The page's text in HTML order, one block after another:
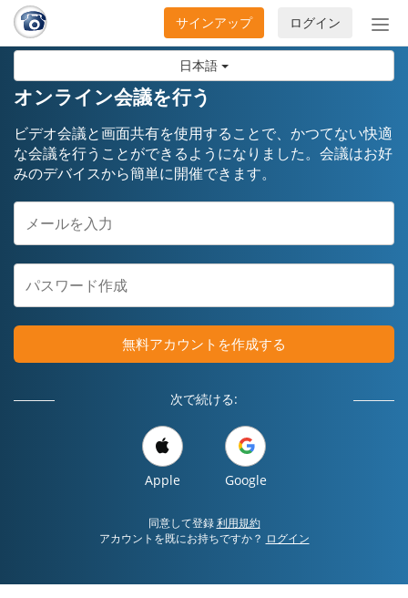
日本語
ナ
ビ
ョ
ン
ログイン
サインアップ
オンライン会議を行う
ビデオ会議と画面共有を使用することで、かつてない快適
な会議を行うことができるようになりました。会議はお好
みのデバイスから簡単に開催できます。
無料アカウントを作成する
次で続ける:
Apple Google
同意して登録利用規約
アカウントを既にお持ちですか？ ログイン